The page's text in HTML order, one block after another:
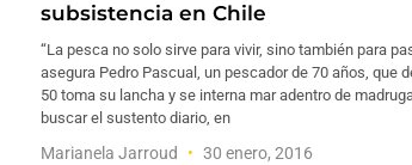
subsistencia en Chile
“La pesca no solo sirve para vivir, sino también para
asegura Pedro Pascual, un pescador de 70 años, que
50 toma su lancha y se interna mar adentro de
buscar el sustento diario, en
Marianela Jarroud 30 enero, 2016